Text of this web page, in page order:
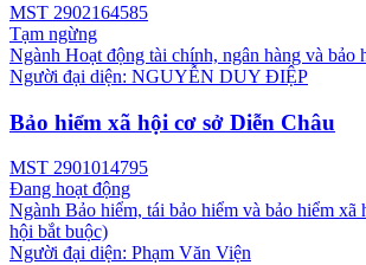
MST 2902164585
Tạm ngừng
Ngành Hoạt động tài chính, ngân hàng và bảo
Người đại diện: NGUYỄN DUY ĐIỆP
Bảo hiểm xã hội cơ sở Diễn Châu
MST 2901014795
Đang hoạt động
Ngành Bảo hiểm, tái bảo hiểm và bảo hiểm xã
hội bắt buộc)
Người đại diện: Phạm Văn Viện